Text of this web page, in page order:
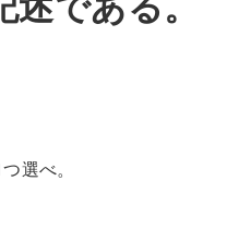
選べ。